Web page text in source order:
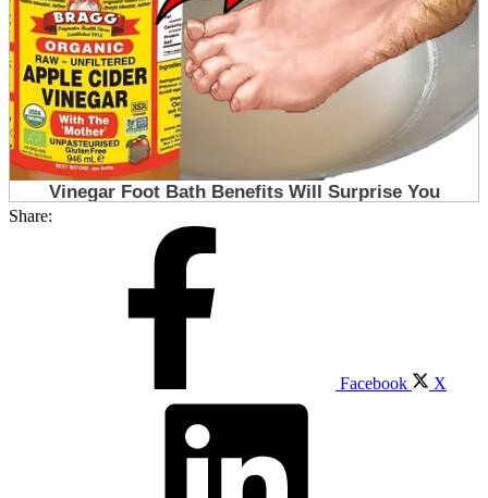
Share:
Facebook X